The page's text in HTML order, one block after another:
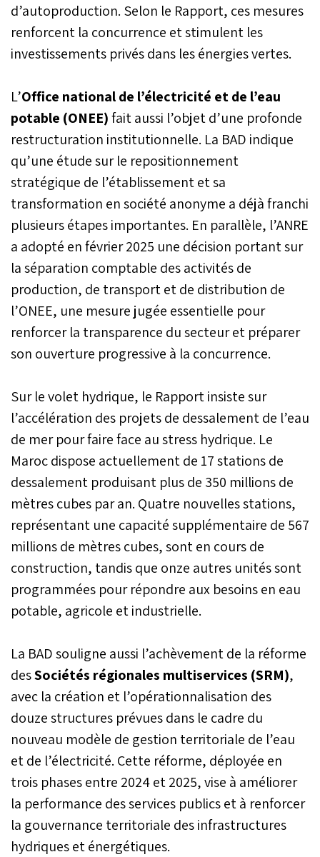
d’autoproduction. Selon le Rapport, ces mesures
renforcent la concurrence et stimulent les
investissements privés dans les énergies vertes.
L’Office national de l’électricité et de l’eau
potable (ONEE)fait aussi l’objet d’une profonde
restructuration institutionnelle. La BAD indique
qu’une étude sur le repositionnement
stratégique de l’établissement et sa
transformation en société anonyme a déjà franchi
plusieurs étapes importantes. En parallèle, l’ANRE
a adopté en février 2025 une décision portant sur
la séparation comptable des activités de
production, de transport et de distribution de
l’ONEE, une mesure jugée essentielle pour
renforcer la transparence du secteur et préparer
son ouverture progressive à la concurrence.
Sur le volet hydrique, le Rapport insiste sur
l’accélération des projets de dessalement de l’eau
de mer pour faire face au stress hydrique. Le
Maroc dispose actuellement de 17 stations de
dessalement produisant plus de 350 millions de
mètres cubes par an. Quatre nouvelles stations,
représentant une capacité supplémentaire de 567
millions de mètres cubes, sont en cours de
construction, tandis que onze autres unités sont
programmées pour répondre aux besoins en eau
potable, agricole et industrielle.
La BAD souligne aussi l’achèvement de la réforme
desSociétés régionales multiservices (SRM),
avec la création et l’opérationnalisation des
douze structures prévues dans le cadre du
nouveau modèle de gestion territoriale de l’eau
et de l’électricité. Cette réforme, déployée en
trois phases entre 2024 et 2025, vise à améliorer
la performance des services publics et à renforcer
la gouvernance territoriale des infrastructures
hydriques et énergétiques.